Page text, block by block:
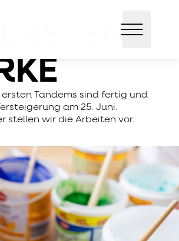
ERSTEN
ersten Tandems sind fertig und
am 25. Juni.
stellen wir die Arbeiten vor.